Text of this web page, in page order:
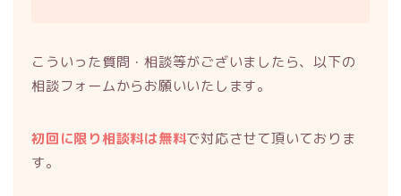
こういった質問・相談等がございましたら、以下の
相談フォームからお願いいたします。
初回に限り相談料は無料で対応させて頂いておりま
す。